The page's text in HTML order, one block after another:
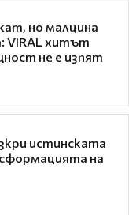
но малцина
VIRAL хитът
не е изпят
истинската
на